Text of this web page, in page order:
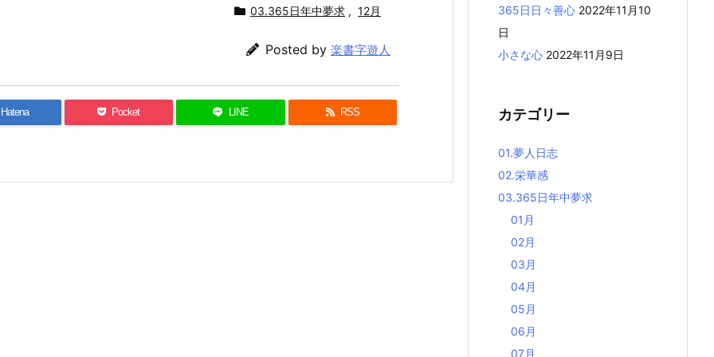
03.365日年中夢求 , 12月
Posted by 楽書字遊人
Hatena Pocket LINE RSS
365日日々善心 2022年11月10
日
小さな心 2022年11月9日
カテゴリー
01.夢人日志
02.栄華感
03.365日年中夢求
01月
02月
03月
04月
05月
06月
07月